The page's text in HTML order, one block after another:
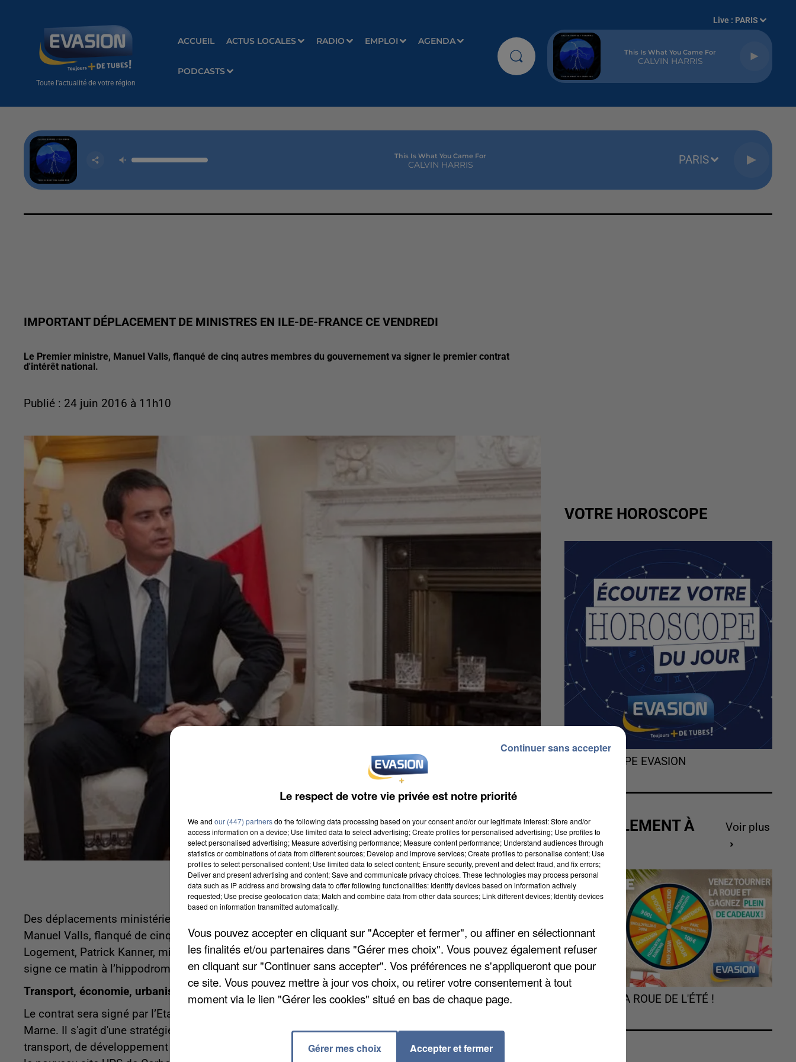
Toute l'actualité de votre région
ACCUEIL ACTUS LOCALES RADIO EMPLOI AGENDA
PODCASTS
Live : PARIS
This Is What You Came For
CALVIN HARRIS
This Is What You Came For
CALVIN HARRIS PARIS
IMPORTANT DÉPLACEMENT DE MINISTRES EN ILE-DE-FRANCE CE VENDREDI
Le Premier ministre, Manuel Valls, flanqué de cinq autres membres du gouvernement va signer le premier contrat
d'intérêt national.
Publié : 24 juin 2016 à 11h10
Des déplacements ministériels en nombre sont prévus aujourd'hui en Essonne. Le Premier ministre,
Manuel Valls, flanqué de cinq autres membres du gouvernement dont Emmanuelle Cosse ministre du
Logement, Patrick Kanner, ministre de la Ville, Thierry Braillard secrétaire d’Etat chargé des sports,
signe ce matin à l’hippodrome de Ris-Orangis Bondoufle le premier contrat d’intérêt national.
Transport, économie, urbanisme
Le contrat sera signé par l’Etat avec Grand Paris Sud, Cœur Essonne ainsi que l’Essonne et la Seine-et-
Marne. Il s'agit d'une stratégie de développement avec des engagements communs en matière de
transport, de développement économique et l’aménagement urbain. Tous se rendront par ailleurs sur
VOTRE HOROSCOPE
L'HOROSCOPE EVASION
ACTUELLEMENT À
GAGNER
Voir plus
TOURNEZ LA ROUE DE L'ÉTÉ !
Le respect de votre vie privée est notre priorité
We and our (447) partnersdo the following data processing based on your consent and/or our legitimate interest: Store and/or
access information on a device; Use limited data to select advertising; Create profiles for personalised advertising; Use profiles to
select personalised advertising; Measure advertising performance; Measure content performance; Understand audiences through
statistics or combinations of data from different sources; Develop and improve services; Create profiles to personalise content; Use
profiles to select personalised content; Use limited data to select content; Ensure security, prevent and detect fraud, and fix errors;
Deliver and present advertising and content; Save and communicate privacy choices. These technologies may process personal
data such as IP address and browsing data to offer following functionalities: Identify devices based on information actively
requested; Use precise geolocation data; Match and combine data from other data sources; Link different devices; Identify devices
based on information transmitted automatically.
Vous pouvez accepter en cliquant sur "Accepter et fermer", ou affiner en sélectionnant
les finalités et/ou partenaires dans "Gérer mes choix". Vous pouvez également refuser
en cliquant sur "Continuer sans accepter". Vos préférences ne s'appliqueront que pour
ce site. Vous pouvez mettre à jour vos choix, ou retirer votre consentement à tout
moment via le lien "Gérer les cookies" situé en bas de chaque page.
Gérer mes choix Accepter et fermer
Continuer sans accepter